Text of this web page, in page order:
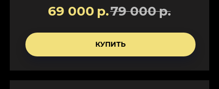
69 000 р.79 000р.
КУПИТЬ